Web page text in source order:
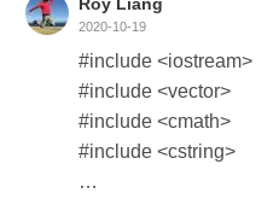
2020-10-19
#include <iostream>
#include <vector>
#include <cmath>
#include <cstring>